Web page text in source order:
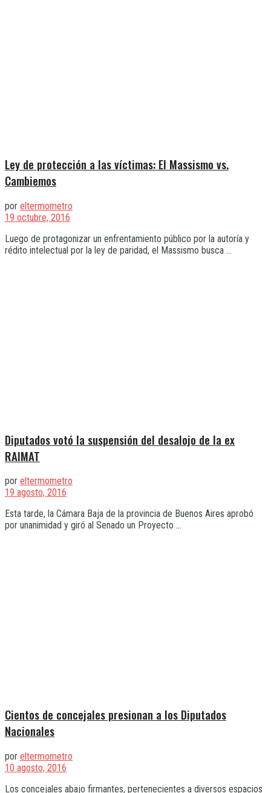
Ley de protección a las víctimas: El Massismo vs.
Cambiemos
por eltermometro
19 octubre, 2016
Luego de protagonizar un enfrentamiento público por la autoría y
rédito intelectual por la ley de paridad, el Massismo busca ...
Diputados votó la suspensión del desalojo de la ex
RAIMAT
por eltermometro
19 agosto, 2016
Esta tarde, la Cámara Baja de la provincia de Buenos Aires aprobó
por unanimidad y giró al Senado un Proyecto ...
Cientos de concejales presionan a los Diputados
Nacionales
por eltermometro
10 agosto, 2016
Los concejales abajo firmantes, pertenecientes a diversos espacios